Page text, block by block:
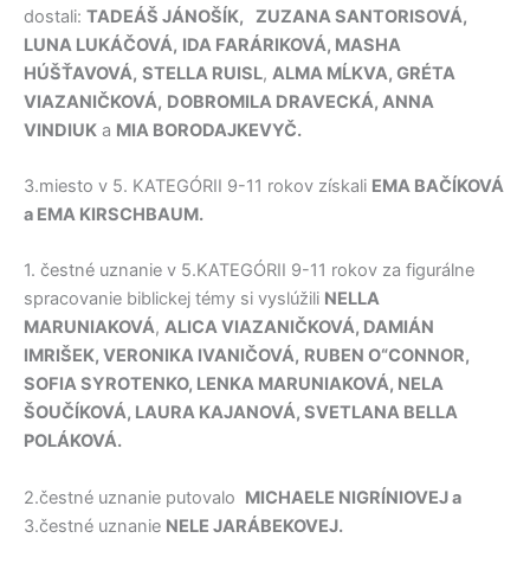
dostali: TADEÁŠ JÁNOŠÍK,
ZUZANA SANTORISOVÁ,
LUNA LUKÁČOVÁ, IDA FARÁRIKOVÁ, MASHA
HÚŠŤAVOVÁ, STELLA RUISL, ALMA MĹKVA, GRÉTA
VIAZANIČKOVÁ, DOBROMILA DRAVECKÁ, ANNA
VINDIUK a MIA BORODAJKEVYČ.
3.miesto v 5. KATEGÓRII 9-11 rokov získali EMA BAČÍKOVÁ
a EMA KIRSCHBAUM.
1. čestné uznanie v 5.KATEGÓRII 9-11 rokov za figurálne
spracovanie biblickej témy si vyslúžili NELLA
MARUNIAKOVÁ, ALICA VIAZANIČKOVÁ, DAMIÁN
IMRIŠEK, VERONIKA IVANIČOVÁ, RUBEN O“CONNOR,
SOFIA SYROTENKO, LENKA MARUNIAKOVÁ, NELA
ŠOUČÍKOVÁ, LAURA KAJANOVÁ, SVETLANA BELLA
POLÁKOVÁ.
2.čestné uznanie putovalo MICHAELE NIGRÍNIOVEJ a
3.čestné uznanie NELE JARÁBEKOVEJ.